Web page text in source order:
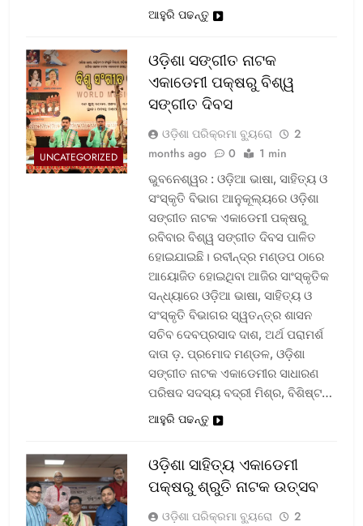
ଆହୁରି ପଢନ୍ତୁ
UNCATEGORIZED
ଓଡ଼ିଶା ସଙ୍ଗୀତ ନାଟକ
ଏକାଡେମୀ ପକ୍ଷରୁ ବିଶ୍ୱ
ସଙ୍ଗୀତ ଦିବସ
ଓଡ଼ିଶା ପରିକ୍ରମା ବ୍ୟୁରୋ
2
months ago
0 1 min
ଭୁବନେଶ୍ୱର : ଓଡ଼ିଆ ଭାଷା, ସାହିତ୍ୟ ଓ
ସଂସ୍କୃତି ବିଭାଗ ଆନୁକୂଲ୍ୟରେ ଓଡ଼ିଶା
ସଙ୍ଗୀତ ନାଟକ ଏକାଡେମୀ ପକ୍ଷରୁ
ରବିବାର ବିଶ୍ୱ ସଙ୍ଗୀତ ଦିବସ ପାଳିତ
ହୋଇଯାଇଛି। ରବୀନ୍ଦ୍ର ମଣ୍ଡପ ଠାରେ
ଆୟୋଜିତ ହୋଇଥିବା ଆଜିର ସାଂସ୍କୃତିକ
ସନ୍ଧ୍ୟାରେ ଓଡ଼ିଆ ଭାଷା, ସାହିତ୍ୟ ଓ
ସଂସ୍କୃତି ବିଭାଗର ସ୍ୱତନ୍ତ୍ର ଶାସନ
ସଚିବ ଦେବପ୍ରସାଦ ଦାଶ, ଅର୍ଥ ପରାମର୍ଶ
ଦାତା ଡ଼. ପ୍ରମୋଦ ମଣ୍ଡଳ, ଓଡ଼ିଶା
ସଙ୍ଗୀତ ନାଟକ ଏକାଡେମୀର ସାଧାରଣ
ପରିଷଦ ସଦସ୍ୟ ବଦ୍ରୀ ମିଶ୍ର, ବିଶିଷ୍ଟ…
ଆହୁରି ପଢନ୍ତୁ
ଓଡ଼ିଶା ସାହିତ୍ୟ ଏକାଡେମୀ
ପକ୍ଷରୁ ଶ୍ରୁତି ନାଟକ ଉତ୍ସବ
ଓଡ଼ିଶା ପରିକ୍ରମା ବ୍ୟୁରୋ
2